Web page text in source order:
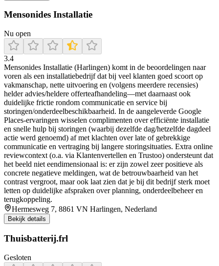
Mensonides Installatie
Nu open
3.4
Mensonides Installatie (Harlingen) komt in de beoordelingen naar
voren als een installatiebedrijf dat bij veel klanten goed scoort op
vakmanschap, nette uitvoering en (volgens meerdere recensies)
helder advies/heldere offerteafhandeling—met daarnaast ook
duidelijke frictie rondom communicatie en service bij
storingen/onderdeelbeschikbaarheid. In de aangeleverde Google
Places-ervaringen wisselen complimenten over efficiënte installatie
en snelle hulp bij storingen (waarbij dezelfde dag/hetzelfde dagdeel
actie werd genoemd) af met klachten over late of gebrekkige
communicatie en vertraging bij langere storingsituaties. Extra online
reviewcontext (o.a. via Klantenvertellen en Trustoo) ondersteunt dat
het beeld niet eendimensionaal is: er zijn zowel zeer positieve als
concrete negatieve meldingen, wat de betrouwbaarheid van het
contrast vergroot, maar ook laat zien dat je bij dit bedrijf sterk moet
letten op duidelijke afspraken over planning, onderdeelbeheer en
terugkoppeling.
Hermesweg 7, 8861 VN Harlingen, Nederland
Bekijk details
Thuisbatterij.frl
Gesloten